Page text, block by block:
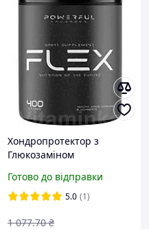
Хондропротектор з
Глюкозаміном
суглобів Powerful Progress
FLEX 400 g
Готово до відправки
5.0 (1)
1 077.70 ₴